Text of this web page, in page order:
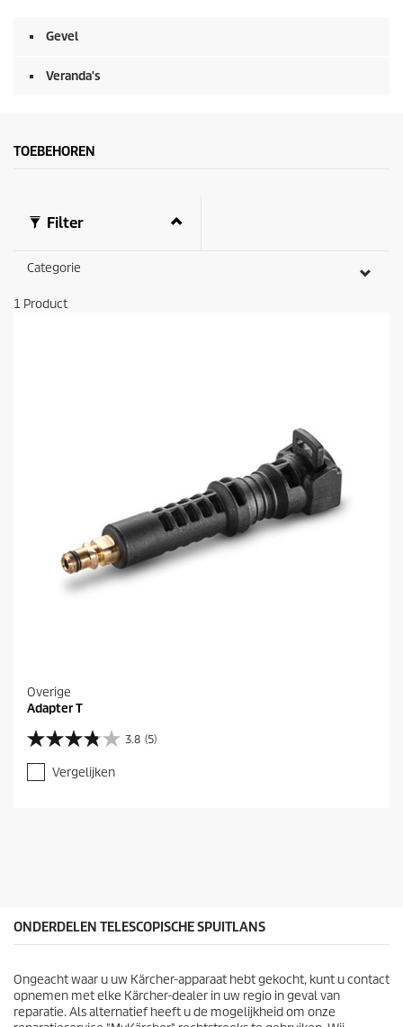
Gevel
Veranda's
TOEBEHOREN
Filter
Categorie
1 Product
Overige
Adapter T
3.8 (5)
3
.
8
e
r
e
n
.
5
Vergelijken
ONDERDELEN TELESCOPISCHE SPUITLANS
Ongeacht waar u uw Kärcher-apparaat hebt gekocht, kunt u contact
opnemen met elke Kärcher-dealer in uw regio in geval van
reparatie. Als alternatief heeft u de mogelijkheid om onze